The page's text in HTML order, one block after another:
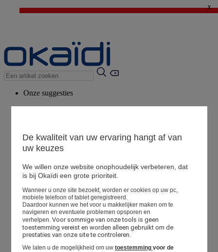
⚡LAST DAYS : Alles aan -50%* vanaf 2 aangekochte artikelen>
x
Onze suggesties
Bekijk alle artikelen
Winkel
Mijn informatie
Een bestelling volgen
Mandje
Favorieten
De kwaliteit van uw ervaring hangt af van
uw keuzes
We willen onze website onophoudelijk verbeteren, dat
is bij Okaïdi een grote prioriteit.
Wanneer u onze site bezoekt, worden er cookies op uw pc,
mobiele telefoon of tablet geregistreerd.
Daardoor kunnen we het voor u makkelijker maken om te
navigeren en eventuele problemen opsporen en
verhelpen. Voor sommige van onze tools is geen
toestemming vereist en worden alleen gebruikt om de
prestaties van onze site te controleren.
We laten u de mogelijkheid om uw toestemming voor de